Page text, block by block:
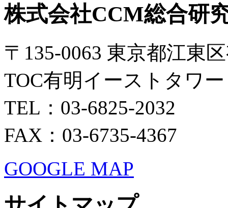
株式会社CCM総合研
〒135-0063 東京都江東
TOC有明イーストタワ
TEL：03-6825-2032
FAX：03-6735-4367
GOOGLE MAP